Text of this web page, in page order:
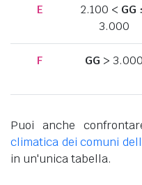
E 2.100 < GG
3.000
F GG > 3.000
Puoi anche
climatica dei comuni
in un'unica tabella.